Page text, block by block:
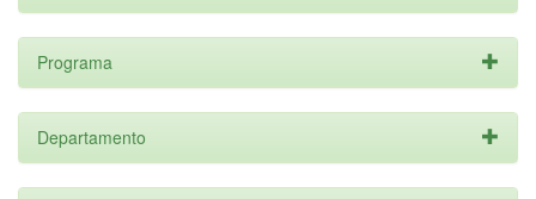
Programa
Departamento